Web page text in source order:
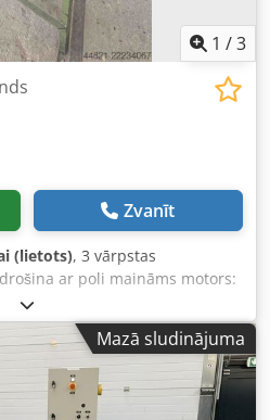
1 /3
Zvanīt
(lietots), 3 vārpstas
ar poli maināms motors:
Cjdpozhu Txefx Ac Tjrf
0,45/0,55 kW elektriskais
caurlaidība: 35 mm
x 570 x 1150 mm svars: 88 kg
Mazā sludinājuma